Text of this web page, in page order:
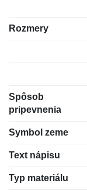
Rozmery
Spôsob
pripevnenia
Symbol zeme
Text nápisu
Typ materiálu